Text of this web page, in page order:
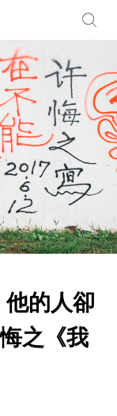
的人卻
之《我